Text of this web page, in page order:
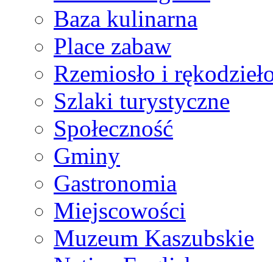
Baza kulinarna
Place zabaw
Rzemiosło i
Szlaki turystyczne
Społeczność
Gminy
Gastronomia
Miejscowości
Muzeum Kaszubskie